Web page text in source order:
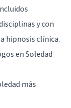
y con
hipnosis clínica.
en Soledad
más